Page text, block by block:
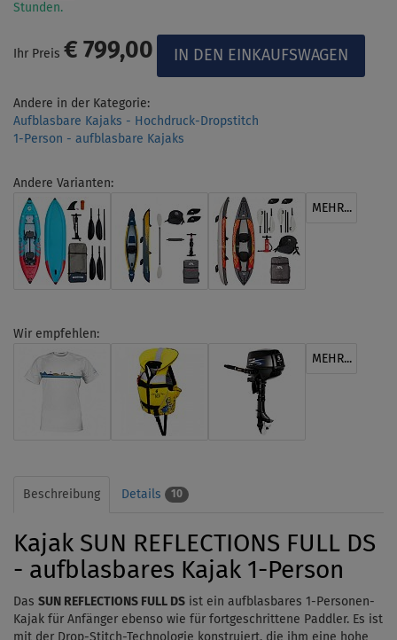
Stunden.
Ihr Preis € 799,00
Andere in der Kategorie:
Aufblasbare Kajaks - Hochdruck-Dropstitch
1-Person - aufblasbare Kajaks
Andere Varianten:
MEHR...
Wir empfehlen:
MEHR...
Beschreibung Details 10
Kajak SUN REFLECTIONS FULL DS
- aufblasbares Kajak 1-Person
Das SUN REFLECTIONS FULL DS ist ein aufblasbares 1-Personen-
Kajak für Anfänger ebenso wie für fortgeschrittene Paddler. Es ist
mit der Drop-Stitch-Technologie konstruiert, die ihm eine hohe